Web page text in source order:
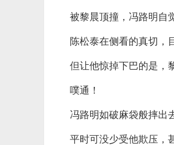
被黎晨顶撞，冯路明自
陈松泰在侧看的真切，
但让他惊掉下巴的是，
噗通！
冯路明如破麻袋般摔出
平时可没少受他欺压，